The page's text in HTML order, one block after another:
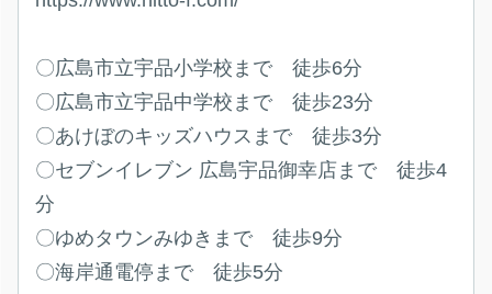
〇広島市立宇品小学校まで 徒歩6分
〇広島市立宇品中学校まで 徒歩23分
〇あけぼのキッズハウスまで 徒歩3分
〇セブンイレブン 広島宇品御幸店まで 徒歩4
分
〇ゆめタウンみゆきまで 徒歩9分
〇海岸通電停まで 徒歩5分